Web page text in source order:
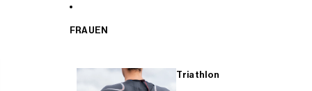
FRAUEN
Triathlon